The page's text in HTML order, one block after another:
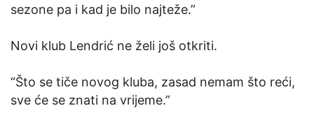
sezone pa i kad je bilo najteže.”
Novi klub Lendrić ne želi još otkriti.
“Što se tiče novog kluba, zasad nemam što reći,
sve će se znati na vrijeme.”